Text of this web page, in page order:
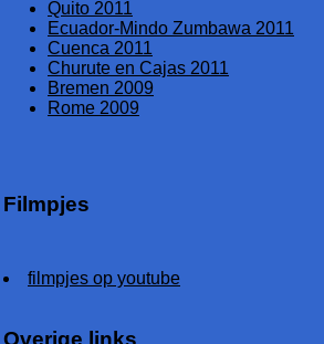
Quito 2011
Ecuador-Mindo Zumbawa 2011
Cuenca 2011
Churute en Cajas 2011
Bremen 2009
Rome 2009
Filmpjes
filmpjes op youtube
Overige links